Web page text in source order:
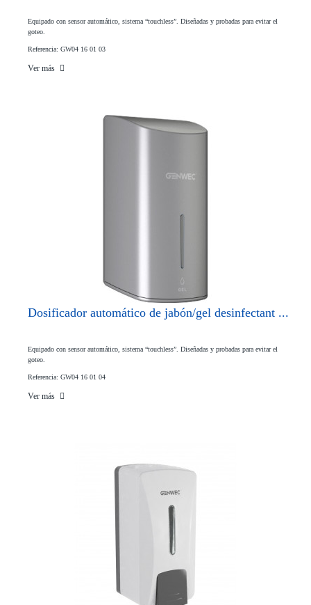
Equipado con sensor automático, sistema “touchless”. Diseñadas y probadas para evitar el
goteo.
Referencia: GW04 16 01 03
Ver más
Dosificador automático de jabón/gel desinfectant ...
Equipado con sensor automático, sistema “touchless”. Diseñadas y probadas para evitar el
goteo.
Referencia: GW04 16 01 04
Ver más